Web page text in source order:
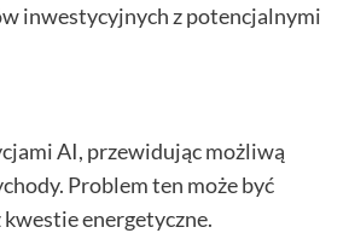
inwestycyjnych z potencjalnymi
AI, przewidując możliwą
Problem ten może być
energetyczne.